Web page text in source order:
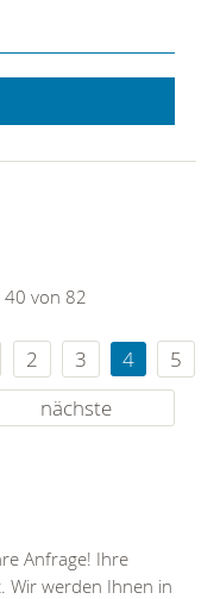
40 von 82
2 3 4
5
nächste
Anfrage! Ihre
Wir werden Ihnen in